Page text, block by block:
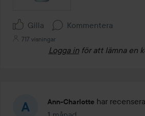
Gilla Kommentera
717 visningar
Logga in för att lämna en
Ann-Charlotte har